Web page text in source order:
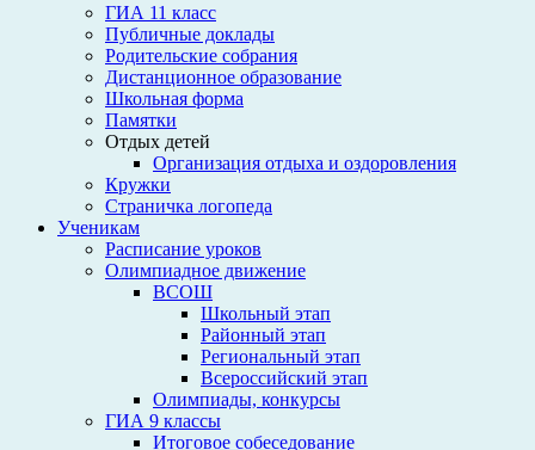
ГИА 11 класс
Публичные доклады
Родительские собрания
Дистанционное образование
Школьная форма
Памятки
Отдых детей
Организация отдыха и оздоровления
Кружки
Страничка логопеда
Ученикам
Расписание уроков
Олимпиадное движение
ВСОШ
Школьный этап
Районный этап
Региональный этап
Всероссийский этап
Олимпиады, конкурсы
ГИА 9 классы
Итоговое собеседование